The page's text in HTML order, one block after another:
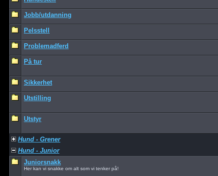
Jobb/utdanning
Pelsstell
Problemadferd
På tur
Sikkerhet
Utstilling
Utstyr
Hund - Grener
Hund - Junior
Juniorsnakk
Her kan vi snakke om alt som vi tenker på!